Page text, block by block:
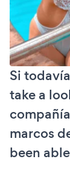
Si
take a
marcos
been